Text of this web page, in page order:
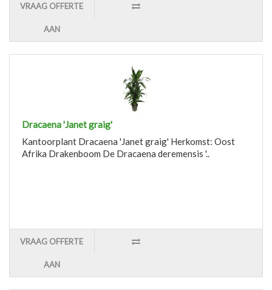
VRAAG OFFERTE
AAN
Dracaena 'Janet graig'
Kantoorplant Dracaena 'Janet graig' Herkomst: Oost
Afrika Drakenboom De Dracaena deremensis '..
VRAAG OFFERTE
AAN